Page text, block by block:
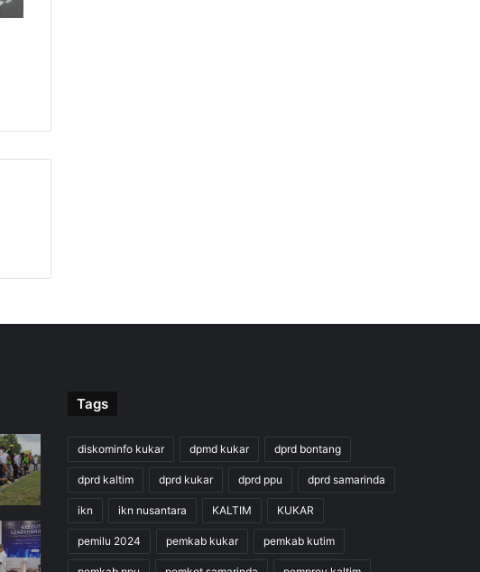
Tags
diskominfo kukar dpmd kukar dprd bontang
dprd kaltim dprd kukar dprd ppu dprd samarinda
ikn ikn nusantara KALTIM KUKAR
pemilu 2024 pemkab kukar pemkab kutim